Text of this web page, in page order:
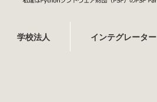
学校法人 インテグレーター